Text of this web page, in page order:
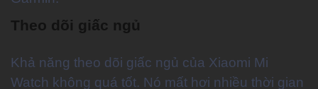
Theo dõi giấc ngủ
Khả năng theo dõi giấc ngủ của Xiaomi Mi
Watch không quá tốt. Nó mất hơi nhiều thời gian